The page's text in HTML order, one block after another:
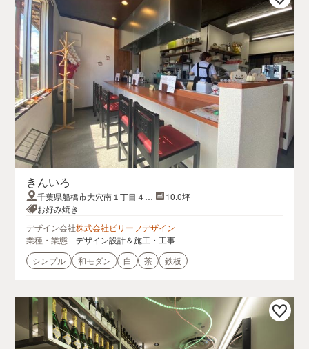
きんいろ
千葉県船橋市大穴南１丁目４０
−１２
10.0坪
お好み焼き
デザイン会社株式会社ビリーフデザイン
業種・業態
デザイン設計＆施工・工事
シンプル
和モダン 白 茶 鉄板